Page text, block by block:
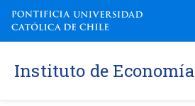
Instituto de Economía